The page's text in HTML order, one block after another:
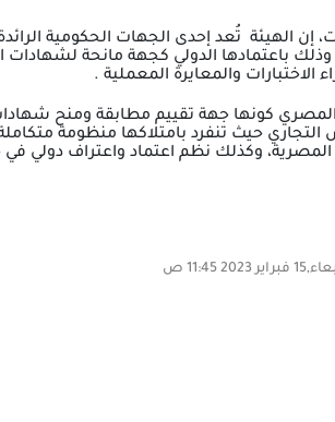
إن الهيئة تُعد إحدى الجهات الحكومية الرائدة
باعتمادها الدولي كجهة مانحة لشهادات
الاختبارات والمعايرة المعملية .
المصري كونها جهة تقييم مطابقة ومنح
حيث تنفرد بامتلاكها منظومة
المصرية، وكذلك نظم اعتماد واعتراف دولي
2023 11:45 ص